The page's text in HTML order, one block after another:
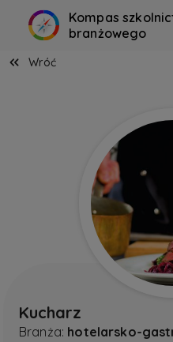
Kompas
branżowego
Wróć
Kucharz
Branża: hotelarsko-